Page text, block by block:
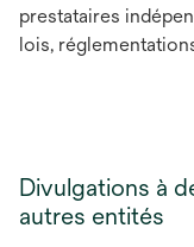
prestataires
lois,
Divulgations à
autres entités